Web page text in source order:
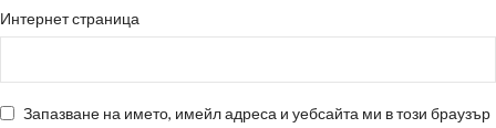
Интернет страница
Запазване на името, имейл адреса и уебсайта ми в този браузър